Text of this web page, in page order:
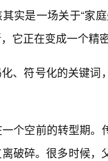
实是一场关于“家
它正在变成一个精
、符号化的关键
个空前的转型期
破碎。很多时候